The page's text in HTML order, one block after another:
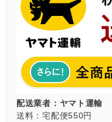
配送業者：ヤマト運輸
送料：宅配便550円